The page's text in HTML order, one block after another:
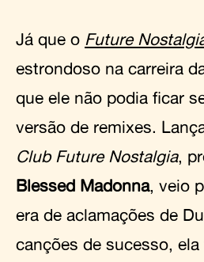
Já que o Future
estrondoso na carreira
que ele não podia ficar
versão de remixes.
Club Future Nostalgia,
Blessed Madonna, veio
era de aclamações de
canções de sucesso,